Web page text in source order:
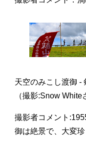
天空のみこし渡御 -
（撮影:Snow White
撮影者コメント
御は絶景で、大変珍